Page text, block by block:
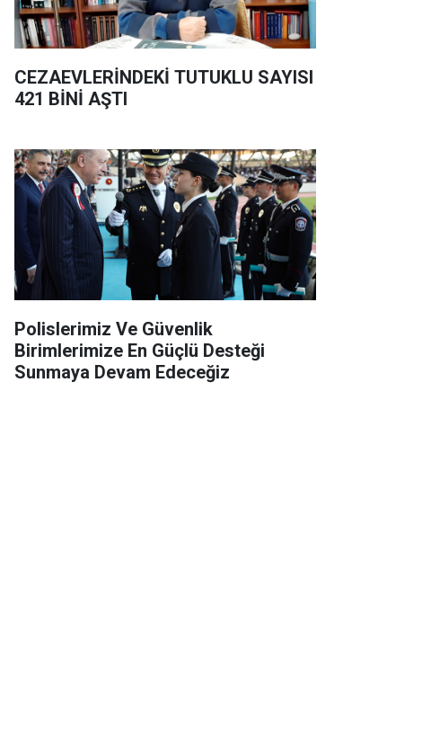
CEZAEVLERİNDEKİ TUTUKLU SAYISI
421 BİNİ AŞTI
Polislerimiz Ve Güvenlik
Birimlerimize En Güçlü Desteği
Sunmaya Devam Edeceğiz